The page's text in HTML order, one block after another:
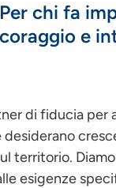
Per chi fa
coraggio e
di fiducia per
desiderano
territorio.
esigenze